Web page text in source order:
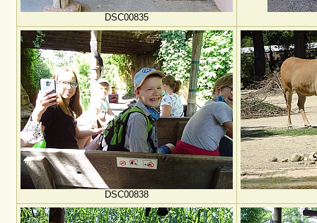
DSC00835
DSC00838